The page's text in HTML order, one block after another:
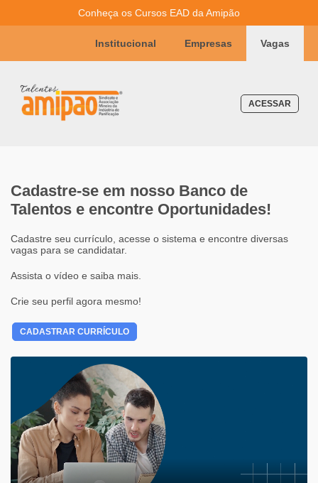
Conheça os Cursos EAD da Amipão
Institucional Empresas Vagas
ACESSAR
Cadastre-se em nosso Banco de
Talentos e encontre Oportunidades!
Cadastre seu currículo, acesse o sistema e encontre diversas
vagas para se candidatar.
Assista o vídeo e saiba mais.
Crie seu perfil agora mesmo!
CADASTRAR CURRÍCULO